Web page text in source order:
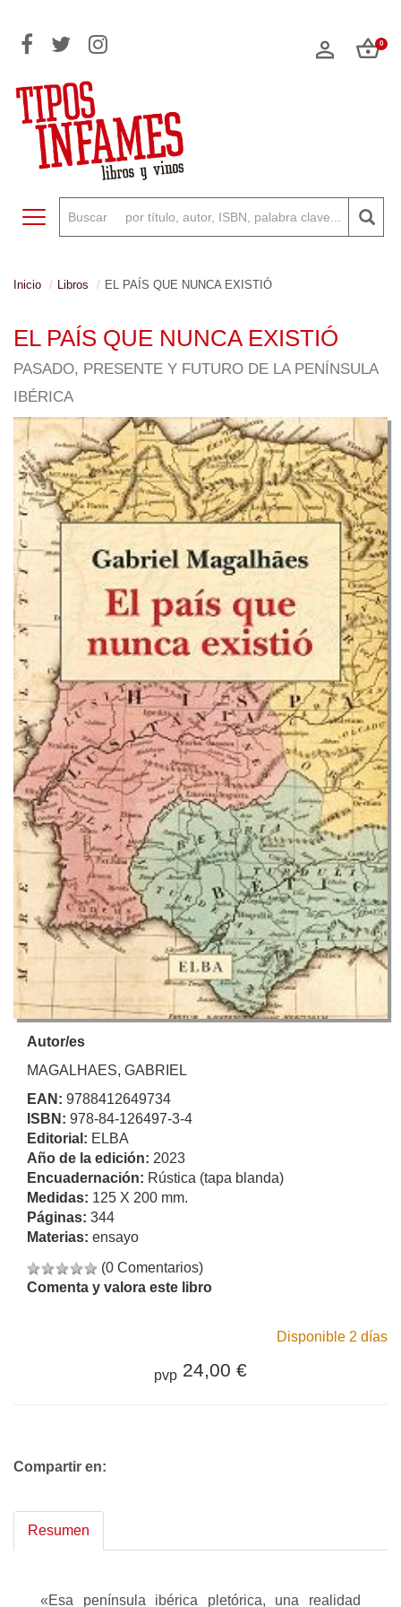
0
Toggle navigation
Inicio Libros EL PAÍS QUE NUNCA EXISTIÓ
EL PAÍS QUE NUNCA EXISTIÓ
PASADO, PRESENTE Y FUTURO DE LA PENÍNSULA
IBÉRICA
Autor/es
MAGALHAES, GABRIEL
EAN: 9788412649734
ISBN: 978-84-126497-3-4
Editorial: ELBA
Año de la edición: 2023
Encuadernación: Rústica (tapa blanda)
Medidas: 125 X 200 mm.
Páginas: 344
Materias: ensayo
(0 Comentarios)
Comenta y valora este libro
Disponible 2 días
pvp 24,00 €
Compartir en:
Resumen
«Esa península ibérica pletórica, una realidad